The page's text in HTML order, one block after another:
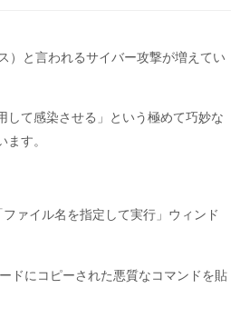
）と言われるサイバー攻撃が増えてい
して感染させる」という極めて巧妙な
す。
ァイル名を指定して実行」ウィンド
ドにコピーされた悪質なコマンドを貼